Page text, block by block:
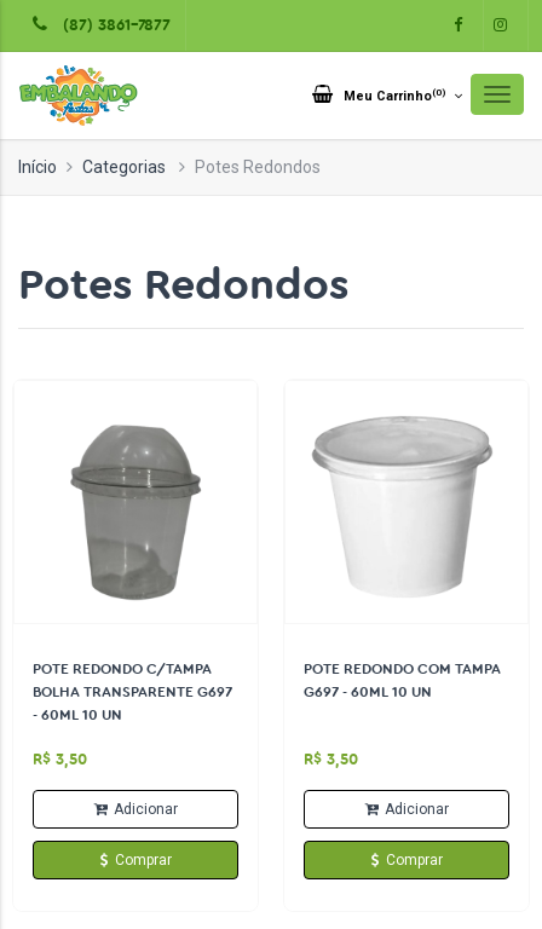
(87) 3861-7877
Meu Carrinho(0)
Início Categorias Potes Redondos
Potes Redondos
POTE REDONDO C/TAMPA
BOLHA TRANSPARENTE G697
- 60ML 10 UN
R$ 3,50
Adicionar
Comprar
POTE REDONDO COM TAMPA
G697 - 60ML 10 UN
R$ 3,50
Adicionar
Comprar